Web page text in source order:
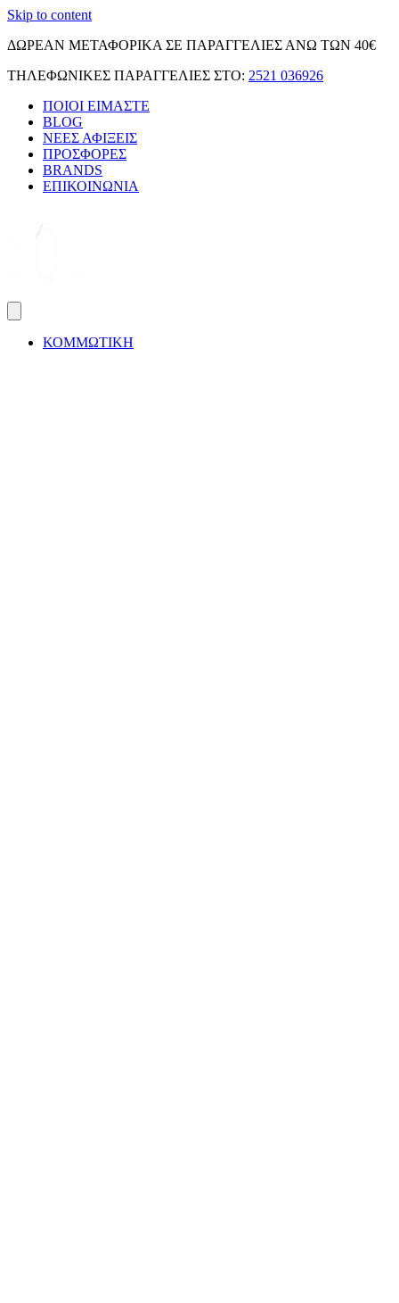
Skip to content
ΔΩΡΕΑΝ ΜΕΤΑΦΟΡΙΚΑ ΣΕ ΠΑΡΑΓΓΕΛΙΕΣ ΑΝΩ ΤΩΝ 40€
ΤΗΛΕΦΩΝΙΚΕΣ ΠΑΡΑΓΓΕΛΙΕΣ ΣΤΟ: 2521 036926
ΠΟΙΟΙ ΕΙΜΑΣΤΕ
BLOG
ΝΕΕΣ ΑΦΙΞΕΙΣ
ΠΡΟΣΦΟΡΕΣ
BRANDS
ΕΠΙΚΟΙΝΩΝΙΑ
ΚΟΜΜΩΤΙΚΗ